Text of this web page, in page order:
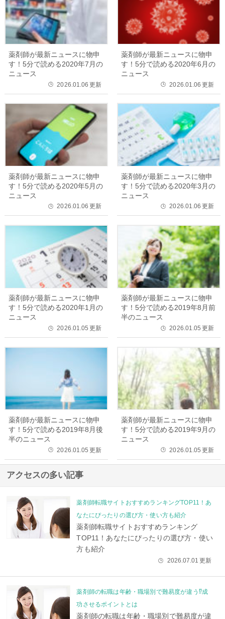
薬剤師が最新ニュースに物申
す！5分で読める2020年7月の
ニュース
🕒 2026.01.06 更新
薬剤師が最新ニュースに物申
す！5分で読める2020年6月の
ニュース
🕒 2026.01.06 更新
薬剤師が最新ニュースに物申
す！5分で読める2020年5月の
ニュース
🕒 2026.01.06 更新
薬剤師が最新ニュースに物申
す！5分で読める2020年3月の
ニュース
🕒 2026.01.06 更新
薬剤師が最新ニュースに物申
す！5分で読める2020年1月の
ニュース
🕒 2026.01.05 更新
薬剤師が最新ニュースに物申
す！5分で読める2019年8月前
半のニュース
🕒 2026.01.05 更新
薬剤師が最新ニュースに物申
す！5分で読める2019年8月後
半のニュース
🕒 2026.01.05 更新
薬剤師が最新ニュースに物申
す！5分で読める2019年9月の
ニュース
🕒 2026.01.05 更新
アクセスの多い記事
薬剤師転職サイトおすすめランキングTOP11！あ
なたにぴったりの選び方・使い方も紹介
薬剤師転職サイトおすすめランキング
TOP11！あなたにぴったりの選び方・使い
方も紹介
🕒 2026.07.01 更新
薬剤師の転職は年齢・職場別で難易度が違う⁉成
功させるポイントとは
薬剤師の転職は年齢・職場別で難易度が違